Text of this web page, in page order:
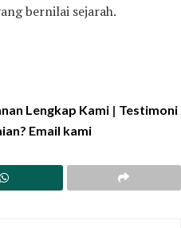
bernilai sejarah.
Lengkap Kami | Testimoni
Email kami